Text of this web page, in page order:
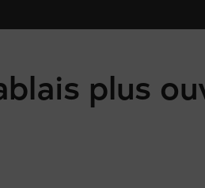
plus